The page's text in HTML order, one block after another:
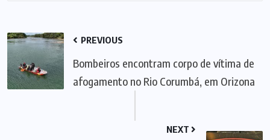
PREVIOUS
Bombeiros encontram corpo de vítima de
afogamento no Rio Corumbá, em Orizona
NEXT